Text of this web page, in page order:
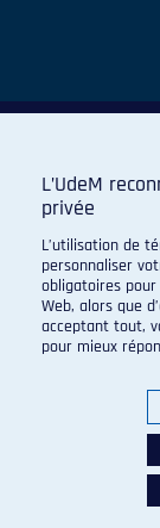
© 2026
L’UdeM
privée
L’utilisation de
personnaliser
obligatoires
Web, alors que
acceptant tout,
pour mieux